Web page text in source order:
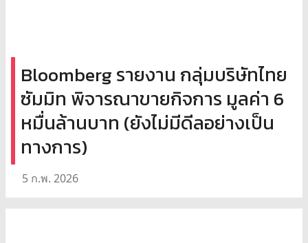
Bloomberg รายงาน กลุ่มบริษัทไทย
ซัมมิท พิจารณาขายกิจการ มูลค่า 6
หมื่นล้านบาท (ยังไม่มีดีลอย่างเป็น
ทางการ)
5 ก.พ. 2026